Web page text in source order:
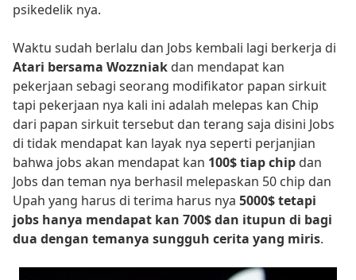
psikedelik nya.
Waktu sudah berlalu dan Jobs kembali lagi berkerja di
Atari bersama Wozzniak dan mendapat kan
pekerjaan sebagi seorang modifikator papan sirkuit
tapi pekerjaan nya kali ini adalah melepas kan Chip
dari papan sirkuit tersebut dan terang saja disini Jobs
di tidak mendapat kan layak nya seperti perjanjian
bahwa jobs akan mendapat kan 100$ tiap chip dan
Jobs dan teman nya berhasil melepaskan 50 chip dan
Upah yang harus di terima harus nya 5000$ tetapi
jobs hanya mendapat kan 700$ dan itupun di bagi
dua dengan temanya sungguh cerita yang miris.